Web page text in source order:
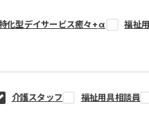
化型デイサービス癒々+α 福祉
介護スタッフ 福祉用具相談員